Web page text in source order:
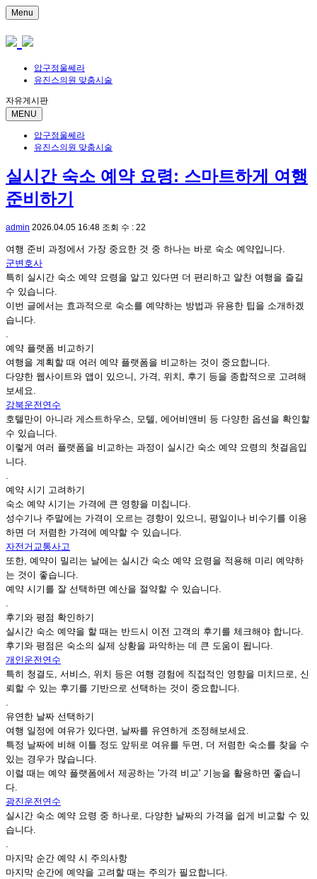
Menu
압구정울쎄라
유진스의원 맞춤시술
자유게시판
MENU
압구정울쎄라
유진스의원 맞춤시술
실시간 숙소 예약 요령: 스마트하게 여행
준비하기
admin 2026.04.05 16:48 조회 수 : 22
여행 준비 과정에서 가장 중요한 것 중 하나는 바로 숙소 예약입니다.
군변호사
특히 실시간 숙소 예약 요령을 알고 있다면 더 편리하고 알찬 여행을 즐길
수 있습니다.
이번 글에서는 효과적으로 숙소를 예약하는 방법과 유용한 팁을 소개하겠
습니다.
.
예약 플랫폼 비교하기
여행을 계획할 때 여러 예약 플랫폼을 비교하는 것이 중요합니다.
다양한 웹사이트와 앱이 있으니, 가격, 위치, 후기 등을 종합적으로 고려해
보세요.
강북운전연수
호텔만이 아니라 게스트하우스, 모텔, 에어비앤비 등 다양한 옵션을 확인할
수 있습니다.
이렇게 여러 플랫폼을 비교하는 과정이 실시간 숙소 예약 요령의 첫걸음입
니다.
.
예약 시기 고려하기
숙소 예약 시기는 가격에 큰 영향을 미칩니다.
성수기나 주말에는 가격이 오르는 경향이 있으니, 평일이나 비수기를 이용
하면 더 저렴한 가격에 예약할 수 있습니다.
자전거교통사고
또한, 예약이 밀리는 날에는 실시간 숙소 예약 요령을 적용해 미리 예약하
는 것이 좋습니다.
예약 시기를 잘 선택하면 예산을 절약할 수 있습니다.
.
후기와 평점 확인하기
실시간 숙소 예약을 할 때는 반드시 이전 고객의 후기를 체크해야 합니다.
후기와 평점은 숙소의 실제 상황을 파악하는 데 큰 도움이 됩니다.
개인운전연수
특히 청결도, 서비스, 위치 등은 여행 경험에 직접적인 영향을 미치므로, 신
뢰할 수 있는 후기를 기반으로 선택하는 것이 중요합니다.
.
유연한 날짜 선택하기
여행 일정에 여유가 있다면, 날짜를 유연하게 조정해보세요.
특정 날짜에 비해 이틀 정도 앞뒤로 여유를 두면, 더 저렴한 숙소를 찾을 수
있는 경우가 많습니다.
이럴 때는 예약 플랫폼에서 제공하는 '가격 비교' 기능을 활용하면 좋습니
다.
광진운전연수
실시간 숙소 예약 요령 중 하나로, 다양한 날짜의 가격을 쉽게 비교할 수 있
습니다.
.
마지막 순간 예약 시 주의사항
마지막 순간에 예약을 고려할 때는 주의가 필요합니다.